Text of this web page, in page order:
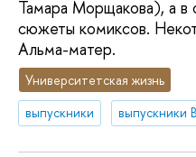
Тамара Морщакова), а
сюжеты комиксов.
Альма-матер.
Университетская жизнь
выпускники
выпускники